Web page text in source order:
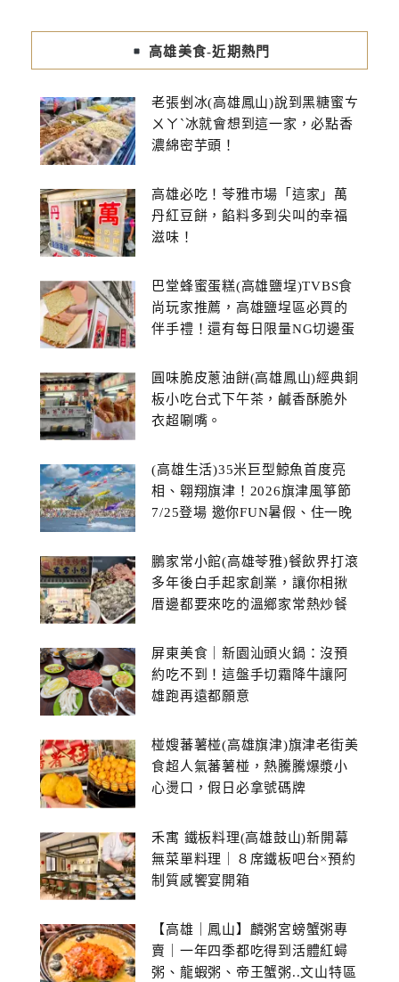
高雄美食-近期熱門
老張剉冰(高雄鳳山)說到黑糖蜜ㄘ
ㄨㄚˋ冰就會想到這一家，必點香
濃綿密芋頭！
高雄必吃！苓雅市場「這家」萬
丹紅豆餅，餡料多到尖叫的幸福
滋味！
巴堂蜂蜜蛋糕(高雄鹽埕)TVBS食
尚玩家推薦，高雄鹽埕區必買的
伴手禮！還有每日限量NG切邊蛋
圓味脆皮蔥油餅(高雄鳳山)經典銅
板小吃台式下午茶，鹹香酥脆外
衣超唰嘴。
(高雄生活)35米巨型鯨魚首度亮
相、翱翔旗津！2026旗津風箏節
7/25登場 邀你FUN暑假、住一晚
鵬家常小館(高雄苓雅)餐飲界打滾
多年後白手起家創業，讓你相揪
厝邊都要來吃的溫鄉家常熱炒餐
屏東美食｜新園汕頭火鍋：沒預
約吃不到！這盤手切霜降牛讓阿
雄跑再遠都願意
椪嫂蕃薯椪(高雄旗津)旗津老街美
食超人氣蕃薯椪，熱騰騰爆漿小
心燙口，假日必拿號碼牌
禾寓 鐵板料理(高雄鼓山)新開幕
無菜單料理｜８席鐵板吧台×預約
制質感饗宴開箱
【高雄｜鳳山】麟粥宮螃蟹粥專
賣｜一年四季都吃得到活體紅蟳
粥、龍蝦粥、帝王蟹粥..文山特區